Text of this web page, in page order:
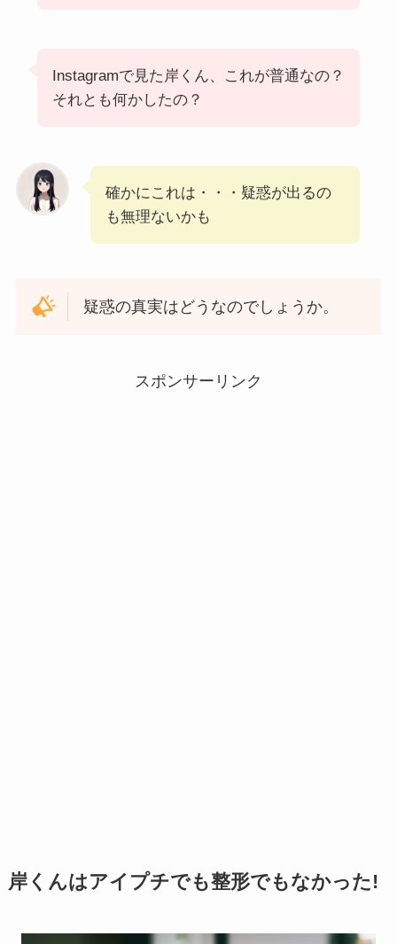
Instagramで見た岸くん、これが普通なの？
それとも何かしたの？
確かにこれは・・・疑惑が出るの
も無理ないかも
疑惑の真実はどうなのでしょうか。
スポンサーリンク
岸くんはアイプチでも整形でもなかった!